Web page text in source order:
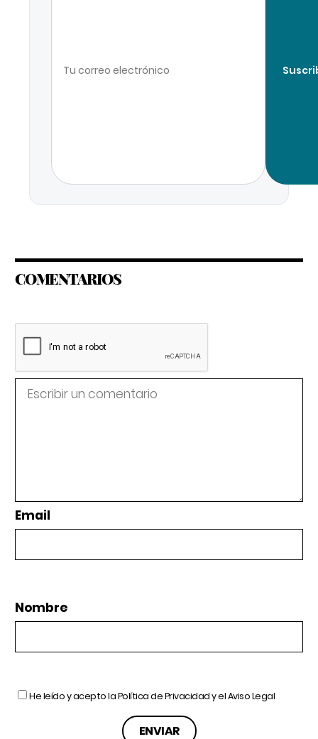
COMENTARIOS
Email
Nombre
He leído y acepto laPolítica de Privacidady elAviso Legal